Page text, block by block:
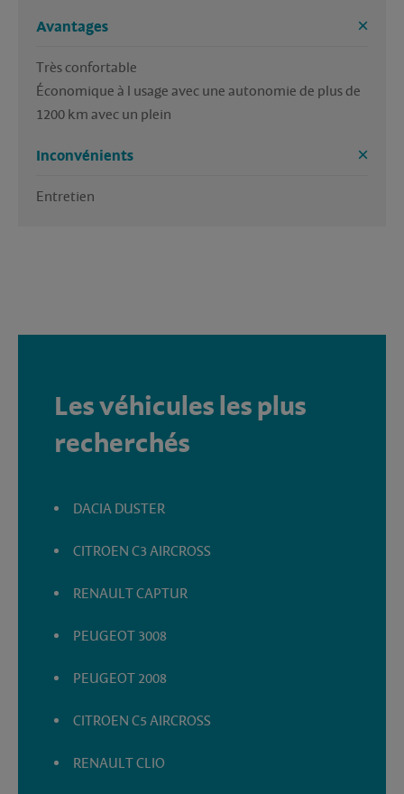
Avantages
Très confortable
Économique à l usage avec une autonomie de plus de
1200 km avec un plein
Inconvénients
Entretien
Les véhicules les plus
recherchés
DACIA DUSTER
CITROEN C3 AIRCROSS
RENAULT CAPTUR
PEUGEOT 3008
PEUGEOT 2008
CITROEN C5 AIRCROSS
RENAULT CLIO